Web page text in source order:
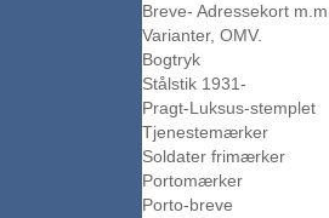
Breve- Adressekort m.m.
Varianter, OMV.
Bogtryk
Stålstik 1931-
Pragt-Luksus-stemplet
Tjenestemærker
Soldater frimærker
Portomærker
Porto-breve